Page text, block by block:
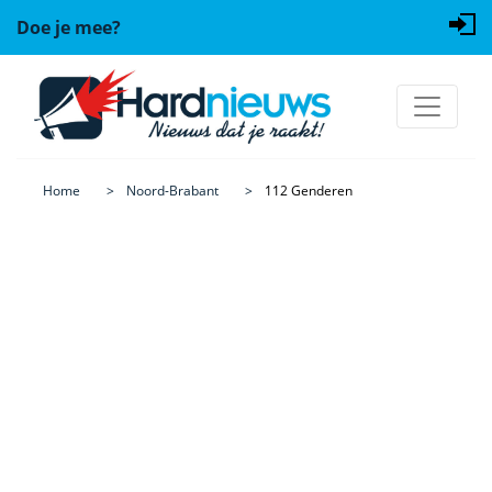
Doe je mee?
Home Noord-Brabant 112 Genderen